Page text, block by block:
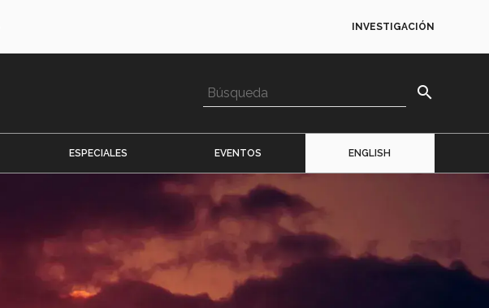
INVESTIGACIÓN
search
ESPECIALES EVENTOS ENGLISH